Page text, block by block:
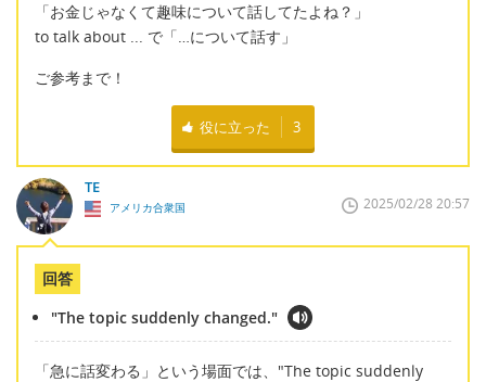
「お金じゃなくて趣味について話してたよね？」
to talk about ... で「…について話す」
ご参考まで！
役に立った 3
TE
アメリカ合衆国 2025/02/28 20:57
回答
"The topic suddenly changed."
「急に話変わる」という場面では、"The topic suddenly